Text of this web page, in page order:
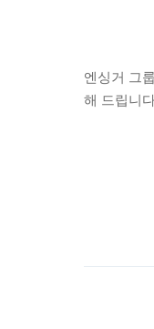
엔싱거 그
해 드립니